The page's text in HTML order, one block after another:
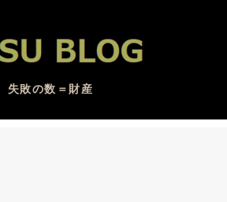
失敗の数＝財産